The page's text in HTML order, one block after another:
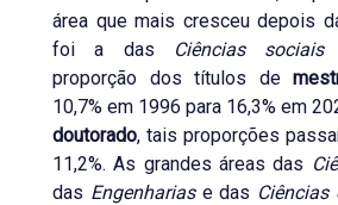
área que mais cresceu depois
foi a das
Ciências sociais
proporção dos títulos de
10,7% em 1996 para 16,3% em
doutorado, tais proporções
11,2%. As grandes áreas das
das Engenhariase das Ciências